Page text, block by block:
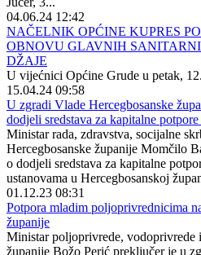
04.06.24 12:42
NAČELNIK OPĆINE KUPRES
OBNOVU GLAVNIH
DŽAJE
U vijećnici Općine Grude u petak,
15.04.24 09:58
U zgradi Vlade Hercegbosanske
dodjeli sredstava za kapitalne
Ministar rada, zdravstva, socijalne
Hercegbosanske županije Momčilo
o dodjeli sredstava za kapitalne
ustanovama u Hercegbosanskoj
01.12.23 08:31
Potpora mladim poljoprivrednicima
županije
Ministar poljoprivrede, vodoprivrede
županije Božo Perić preključer je u